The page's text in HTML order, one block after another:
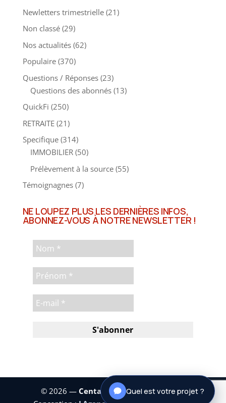
Newletters trimestrielle(21)
Non classé(29)
Nos actualités(62)
Populaire(370)
Questions / Réponses(23)
Questions des abonnés(13)
QuickFi (250)
RETRAITE(21)
Specifique(314)
IMMOBILIER(50)
Prélèvement à la source(55)
Témoignagnes(7)
NE LOUPEZ PLUS LES DERNIÈRES INFOS,
ABONNEZ-VOUS À NOTRE NEWSLETTER !
© 2026 —Centaure Investissements|
Quel est votre projet ?